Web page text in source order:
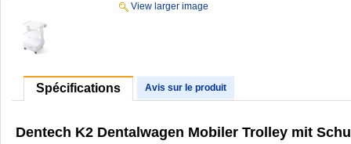
View larger image
Spécifications Avis sur le produit
Dentech K2 Dentalwagen Mobiler Trolley mit